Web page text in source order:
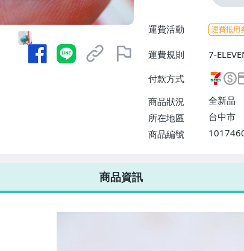
運費活動 運費抵用
運費規則
7-
運【單
寄送【
付款方式
商品狀況
全新品
所在地區
台中市
商品編號
7-ELEVEN 運
商品資訊